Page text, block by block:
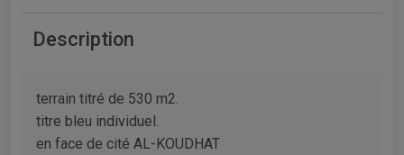
Description
terrain titré de 530 m2.
titre bleu individuel.
en face de cité AL-KOUDHAT